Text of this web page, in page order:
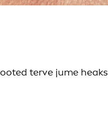
terve jume heaks